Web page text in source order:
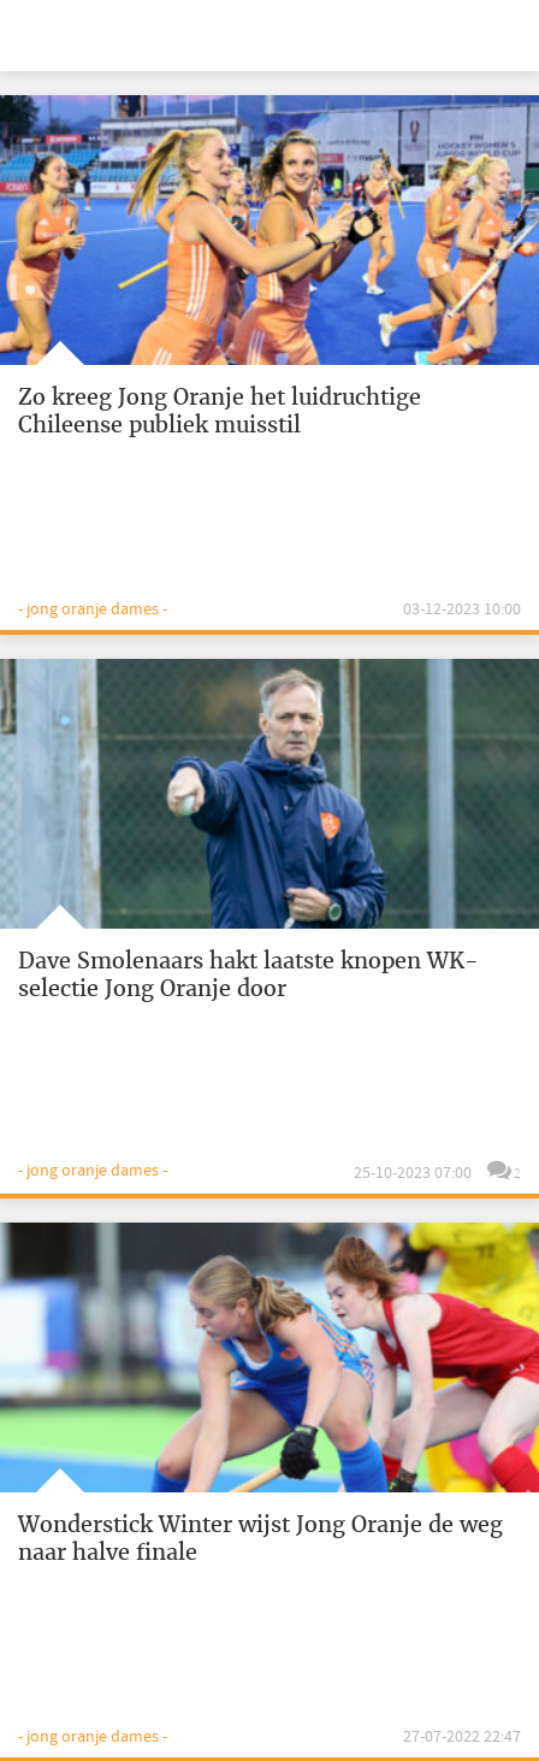
Zo kreeg Jong Oranje het luidruchtige
Chileense publiek muisstil
- jong oranje dames - 03-12-2023 10:00
Dave Smolenaars hakt laatste knopen WK-
selectie Jong Oranje door
- jong oranje dames - 25-10-2023 07:00 2
Wonderstick Winter wijst Jong Oranje de weg
naar halve finale
- jong oranje dames - 27-07-2022 22:47